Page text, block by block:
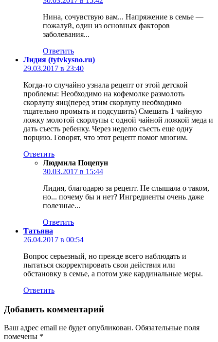
Нина, сочувствую вам... Напряжение в семье —
пожалуй, один из основных факторов
заболевания...
Ответить
Лидия (tytvkysno.ru)
29.03.2017 в 23:40
Когда-то случайно узнала рецепт от этой детской
проблемы: Необходимо на кофемолке размолоть
скорлупу яиц(перед этим скорлупу необходимо
тщательно промыть и подсушить) Смешать 1 чайную
ложку молотой скорлупы с одной чайной ложкой меда и
дать съесть ребенку. Через неделю съесть еще одну
порцию. Говорят, что этот рецепт помог многим.
Ответить
Людмила Поцепун
30.03.2017 в 15:44
Лидия, благодарю за рецепт. Не слышала о таком,
но... почему бы и нет? Ингредиенты очень даже
полезные...
Ответить
Татьяна
26.04.2017 в 00:54
Вопрос серьезный, но прежде всего наблюдать и
пытаться скорректировать свои действия или
обстановку в семье, а потом уже кардинальные меры.
Ответить
Добавить комментарий
Ваш адрес email не будет опубликован. Обязательные поля
помечены *